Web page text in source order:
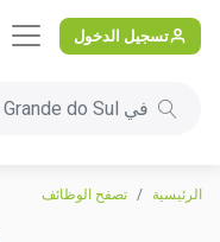
تسجيل الدخول
في Carazinho, Rio Grande do Sul
الرئيسية تصفح الوظائف